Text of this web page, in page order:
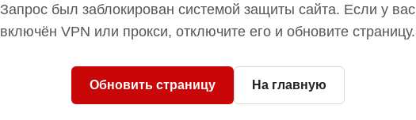
Запрос был заблокирован системой защиты сайта. Если у вас
включён VPN или прокси, отключите его и обновите страницу.
Обновить страницу На главную